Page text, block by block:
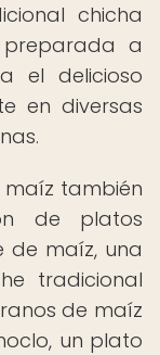
chicha
a
el delicioso
en diversas
maíz también
de platos
de maíz, una
tradicional
de maíz
un plato